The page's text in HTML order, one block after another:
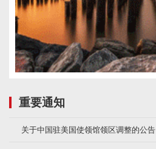
重要通知
关于中国驻美国使领馆领区调整的公告